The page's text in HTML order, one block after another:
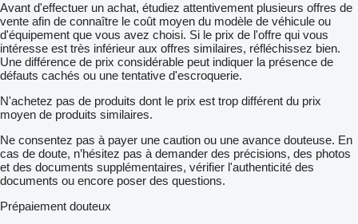
Avant d'effectuer un achat, étudiez attentivement plusieurs offres de
vente afin de connaître le coût moyen du modèle de véhicule ou
d'équipement que vous avez choisi. Si le prix de l'offre qui vous
intéresse est très inférieur aux offres similaires, réfléchissez bien.
Une différence de prix considérable peut indiquer la présence de
défauts cachés ou une tentative d'escroquerie.
N'achetez pas de produits dont le prix est trop différent du prix
moyen de produits similaires.
Ne consentez pas à payer une caution ou une avance douteuse. En
cas de doute, n’hésitez pas à demander des précisions, des photos
et des documents supplémentaires, vérifier l'authenticité des
documents ou encore poser des questions.
Prépaiement douteux